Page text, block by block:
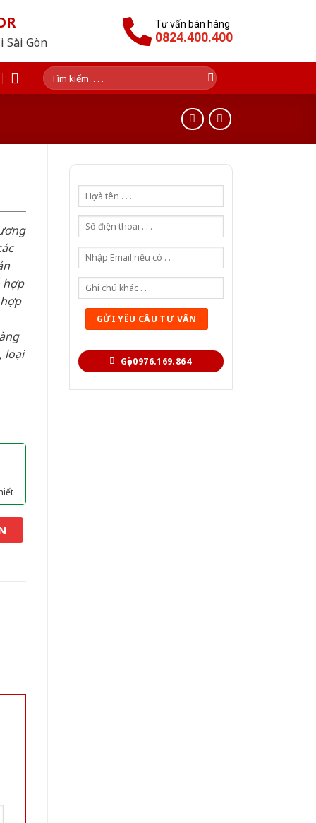
Sài Gòn
Tư vấn bán hàng
0824.400.400
Tìm
kiếm:
Gọi 0976.169.864
hợp
loại